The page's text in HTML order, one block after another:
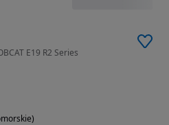
E19 R2 Series